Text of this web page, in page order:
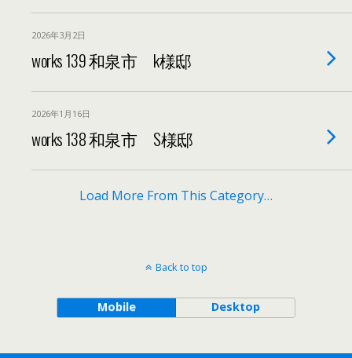
2026年3月2日
works 139 和泉市 k様邸
2026年1月16日
works 138 和泉市 S様邸
Load More From This Category…
Back to top
Mobile Desktop